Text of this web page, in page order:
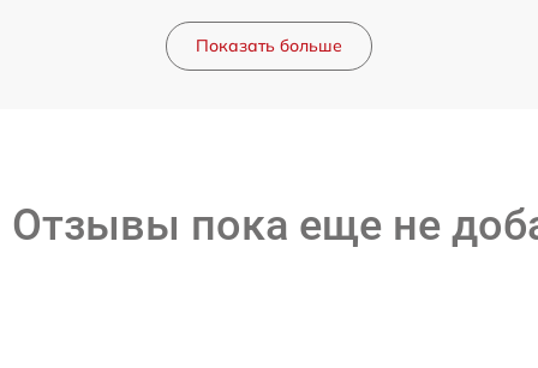
Показать больше
Отзывы пока еще не